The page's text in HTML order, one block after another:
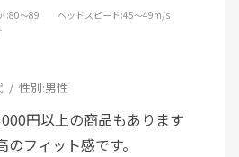
:80～89 ヘッドスピード:45～49m/s
性別:男性
円以上の商品もあります
フィット感です。